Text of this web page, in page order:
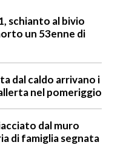
schianto al bivio
un 53enne di
dal caldo arrivano i
nel pomeriggio
dal muro
di famiglia segnata